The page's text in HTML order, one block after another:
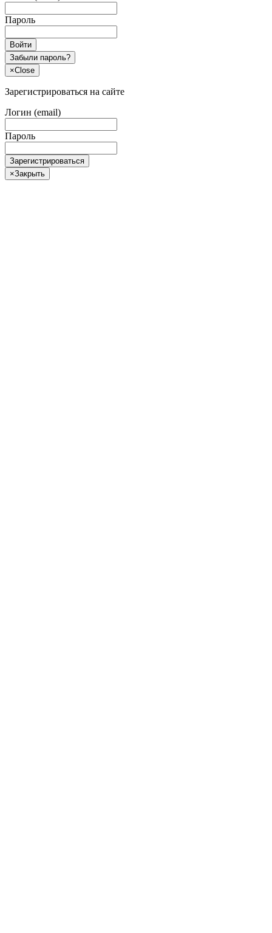
Пароль
Войти
Забыли пароль?
×Close
Зарегистрироваться на сайте
Логин (email)
Пароль
Зарегистрироваться
×Закрыть